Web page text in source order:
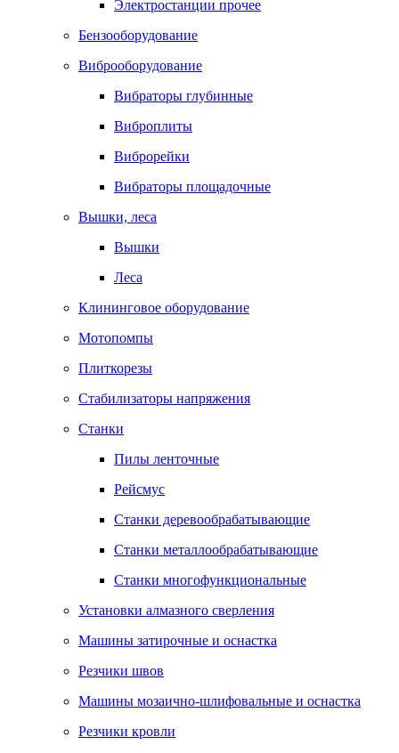
Электростанции прочее
Бензооборудование
Виброоборудование
Вибраторы глубинные
Виброплиты
Виброрейки
Вибраторы площадочные
Вышки, леса
Вышки
Леса
Клининговое оборудование
Мотопомпы
Плиткорезы
Стабилизаторы напряжения
Станки
Пилы ленточные
Рейсмус
Станки деревообрабатывающие
Станки металлообрабатывающие
Станки многофункциональные
Установки алмазного сверления
Машины затирочные и оснастка
Резчики швов
Машины мозаично-шлифовальные и оснастка
Резчики кровли